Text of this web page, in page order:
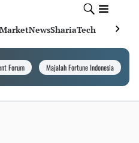
MarketNewsShariaTech
Forum Majalah Fortune Indonesia